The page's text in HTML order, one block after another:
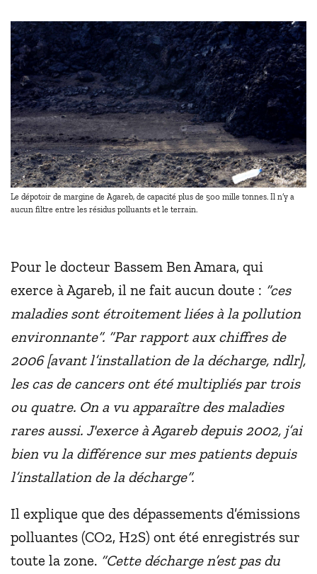
Le dépotoir de margine de Agareb, de capacité plus de 500 mille tonnes. Il n’y a
aucun filtre entre les résidus polluants et le terrain.
Pour le docteur Bassem Ben Amara, qui
exerce à Agareb, il ne fait aucun doute : “ces
maladies sont étroitement liées à la pollution
environnante”. “Par rapport aux chiffres de
2006 [avant l’installation de la décharge, ndlr],
les cas de cancers ont été multipliés par trois
ou quatre. On a vu apparaître des maladies
rares aussi. J'exerce à Agareb depuis 2002, j’ai
bien vu la différence sur mes patients depuis
l’installation de la décharge”.
Il explique que des dépassements d’émissions
polluantes (CO2, H2S) ont été enregistrés sur
toute la zone. “Cette décharge n’est pas du